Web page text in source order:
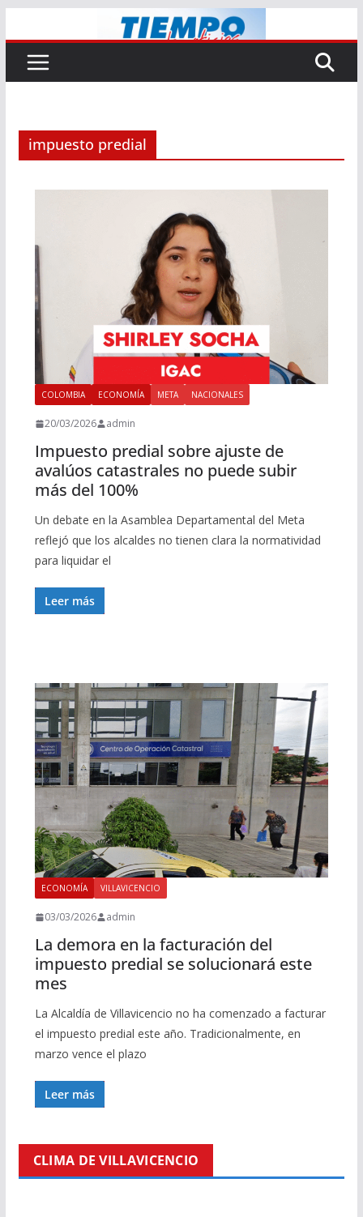
al
contenido
impuesto predial
COLOMBIA ECONOMÍA META NACIONALES
20/03/2026 admin
Impuesto predial sobre ajuste de
avalúos catastrales no puede subir
más del 100%
Un debate en la Asamblea Departamental del Meta
reflejó que los alcaldes no tienen clara la normatividad
para liquidar el
Leer más
ECONOMÍA VILLAVICENCIO
03/03/2026 admin
La demora en la facturación del
impuesto predial se solucionará este
mes
La Alcaldía de Villavicencio no ha comenzado a facturar
el impuesto predial este año. Tradicionalmente, en
marzo vence el plazo
Leer más
CLIMA DE VILLAVICENCIO